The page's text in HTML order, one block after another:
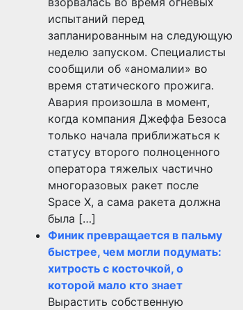
испытаний перед
запланированным на следующую
неделю запуском. Специалисты
сообщили об «аномалии» во
время статического прожига.
Авария произошла в момент,
когда компания Джеффа Безоса
только начала приближаться к
статусу второго полноценного
оператора тяжелых частично
многоразовых ракет после
Space X, а сама ракета должна
была […]
Финик превращается в пальму
быстрее, чем могли подумать:
хитрость с косточкой, о
которой мало кто знает
Вырастить собственную